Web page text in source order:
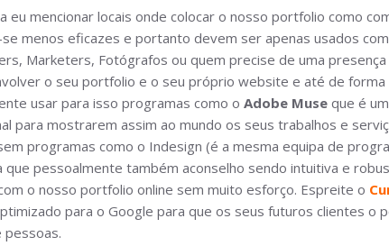
eu mencionar locais onde colocar o nosso portfolio como
menos eficazes e portanto devem ser apenas usados
Marketers, Fotógrafos ou quem precise de uma
o seu portfolio e o seu próprio website e até de
usar para isso programas como o Adobe Muse que é
para mostrarem assim ao mundo os seus trabalhos e
programas como o Indesign (é a mesma equipa de
pessoalmente também aconselho sendo intuitiva e
o nosso portfolio online sem muito esforço. Espreite o
para o Google para que os seus futuros clientes o
pessoas.